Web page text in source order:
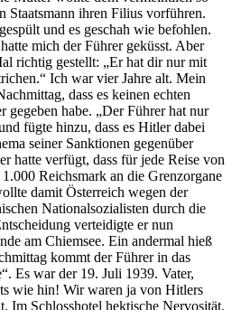
Staatsmann ihren Filius vorführen.
und es geschah wie befohlen.
mich der Führer geküsst. Aber
richtig gestellt:
Er hat dir nur mit
Ich war vier Jahre alt. Mein
dass es keinen echten
gegeben habe.
Der Führer hat nur
fügte hinzu, dass es Hitler dabei
seiner Sanktionen gegenüber
hatte verfügt, dass für jede Reise von
Reichsmark an die Grenzorgane
damit Österreich wegen der
Nationalsozialisten durch die
verteidigte er nun
am Chiemsee. Ein andermal hieß
kommt der Führer in das
. Es war der 19. Juli 1939. Vater,
wie hin! Wir waren ja von Hitlers
Im Schlosshotel hektische Nervosität.